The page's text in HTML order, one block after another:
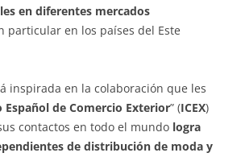
en diferentes mercados
particular en los países del Este
inspirada en la colaboración que les
de Comercio Exterior” (ICEX)
contactos en todo el mundo logra
de distribución de moda y